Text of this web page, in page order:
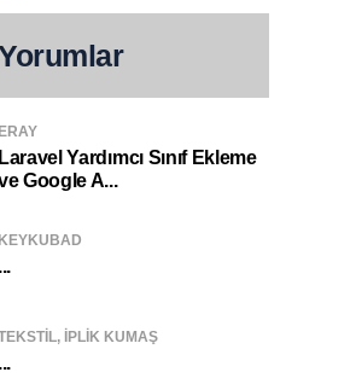
ERAY
Laravel Yardımcı Sınıf Ekleme
Google A...
KEYKUBAD
...
IPLIK KUMAŞ
...